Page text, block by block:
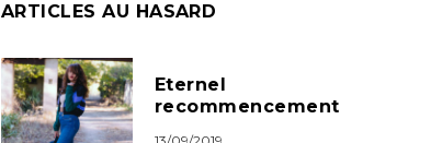
ARTICLES AU HASARD
Eternel
recommencement